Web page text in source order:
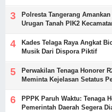
Polresta Tangerang
Urugan Tanah PIK2
Kades Telaga Raya Angkat
Musik Dari Dispora Piktif
Perwakilan Tenaga Honorer
Meminta Kejelasan Setatus
PPPK Paruh Waktu: Tenaga
Pemerintah Daerah Segera